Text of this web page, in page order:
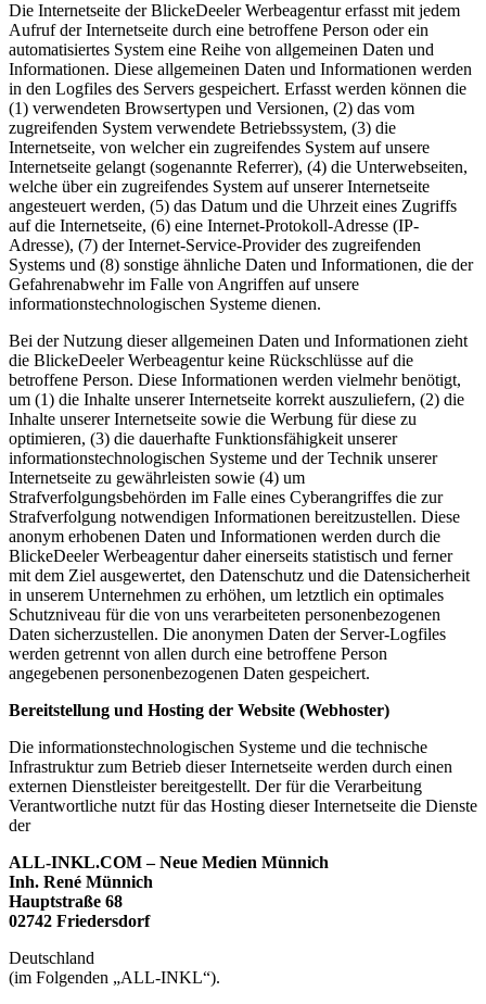
Die Internetseite der BlickeDeeler Werbeagentur erfasst mit jedem
Aufruf der Internetseite durch eine betroffene Person oder ein
automatisiertes System eine Reihe von allgemeinen Daten und
Informationen. Diese allgemeinen Daten und Informationen werden
in den Logfiles des Servers gespeichert. Erfasst werden können die
(1) verwendeten Browsertypen und Versionen, (2) das vom
zugreifenden System verwendete Betriebssystem, (3) die
Internetseite, von welcher ein zugreifendes System auf unsere
Internetseite gelangt (sogenannte Referrer), (4) die Unterwebseiten,
welche über ein zugreifendes System auf unserer Internetseite
angesteuert werden, (5) das Datum und die Uhrzeit eines Zugriffs
auf die Internetseite, (6) eine Internet-Protokoll-Adresse (IP-
Adresse), (7) der Internet-Service-Provider des zugreifenden
Systems und (8) sonstige ähnliche Daten und Informationen, die der
Gefahrenabwehr im Falle von Angriffen auf unsere
informationstechnologischen Systeme dienen.
Bei der Nutzung dieser allgemeinen Daten und Informationen zieht
die BlickeDeeler Werbeagentur keine Rückschlüsse auf die
betroffene Person. Diese Informationen werden vielmehr benötigt,
um (1) die Inhalte unserer Internetseite korrekt auszuliefern, (2) die
Inhalte unserer Internetseite sowie die Werbung für diese zu
optimieren, (3) die dauerhafte Funktionsfähigkeit unserer
informationstechnologischen Systeme und der Technik unserer
Internetseite zu gewährleisten sowie (4) um
Strafverfolgungsbehörden im Falle eines Cyberangriffes die zur
Strafverfolgung notwendigen Informationen bereitzustellen. Diese
anonym erhobenen Daten und Informationen werden durch die
BlickeDeeler Werbeagentur daher einerseits statistisch und ferner
mit dem Ziel ausgewertet, den Datenschutz und die Datensicherheit
in unserem Unternehmen zu erhöhen, um letztlich ein optimales
Schutzniveau für die von uns verarbeiteten personenbezogenen
Daten sicherzustellen. Die anonymen Daten der Server-Logfiles
werden getrennt von allen durch eine betroffene Person
angegebenen personenbezogenen Daten gespeichert.
Bereitstellung und Hosting der Website (Webhoster)
Die informationstechnologischen Systeme und die technische
Infrastruktur zum Betrieb dieser Internetseite werden durch einen
externen Dienstleister bereitgestellt. Der für die Verarbeitung
Verantwortliche nutzt für das Hosting dieser Internetseite die Dienste
der
ALL-INKL.COM – Neue Medien Münnich
Inh. René Münnich
Hauptstraße 68
02742 Friedersdorf
Deutschland
(im Folgenden „ALL-INKL“).